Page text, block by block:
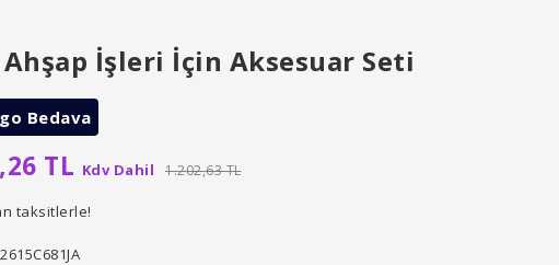
Ahşap İşleri İçin Aksesuar Seti
Bedava
TL Kdv Dahil 1.202,63 TL
taksitlerle!